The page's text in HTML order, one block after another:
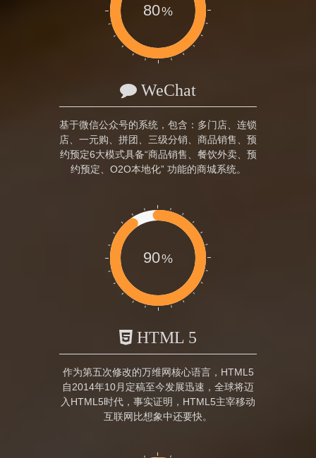
80
WeChat
基于微信公众号的系统，包含：多门店、连锁
店、一元购、拼团、三级分销、商品销售、预
约预定6大模式具备“商品销售、餐饮外卖、预
约预定、O2O本地化” 功能的商城系统。
90
HTML 5
作为第五次修改的万维网核心语言，HTML5
自2014年10月定稿至今发展迅速，全球将迈
入HTML5时代，事实证明，HTML5主宰移动
互联网比想象中还要快。